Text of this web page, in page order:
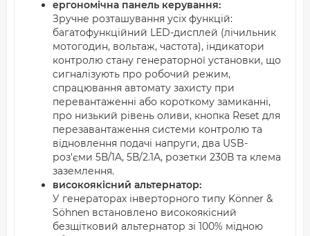
ергономічна панель керування:
Зручне розташування усіх функцій:
багатофункційний LED-дисплей (лічильник
мотогодин, вольтаж, частота), індикатори
контролю стану генераторної установки, що
сигналізують про робочий режим,
спрацювання автомату захисту при
перевантаженні або короткому замиканні,
про низький рівень оливи, кнопка Reset для
перезавантаження системи контролю та
відновлення подачі напруги, два USB-
роз'єми 5В/1A, 5В/2.1A, розетки 230В та клема
заземлення.
високоякісний альтернатор:
У генераторах інверторного типу Könner &
Söhnen встановлено високоякісний
безщітковий альтернатор зі 100% мідною